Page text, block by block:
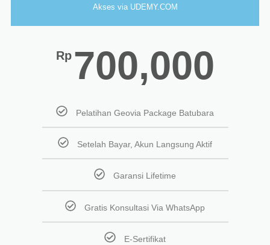
Akses via UDEMY.COM
Rp 700,000
Pelatihan Geovia Package Batubara
Setelah Bayar, Akun Langsung Aktif
Garansi Lifetime
Gratis Konsultasi Via WhatsApp
E-Sertifikat